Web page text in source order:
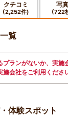
クチコミ
(2,252件)
写真
(722
覧
ランがないか、実施
会社をご利用くださ
体験スポット